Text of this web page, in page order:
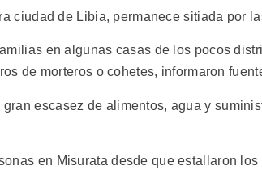
ciudad de Libia, permanece sitiada por
en algunas casas de los pocos
de morteros o cohetes, informaron
escasez de alimentos, agua y
en Misurata desde que estallaron